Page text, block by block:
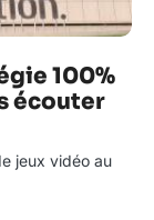
100%
écouter
jeux vidéo au